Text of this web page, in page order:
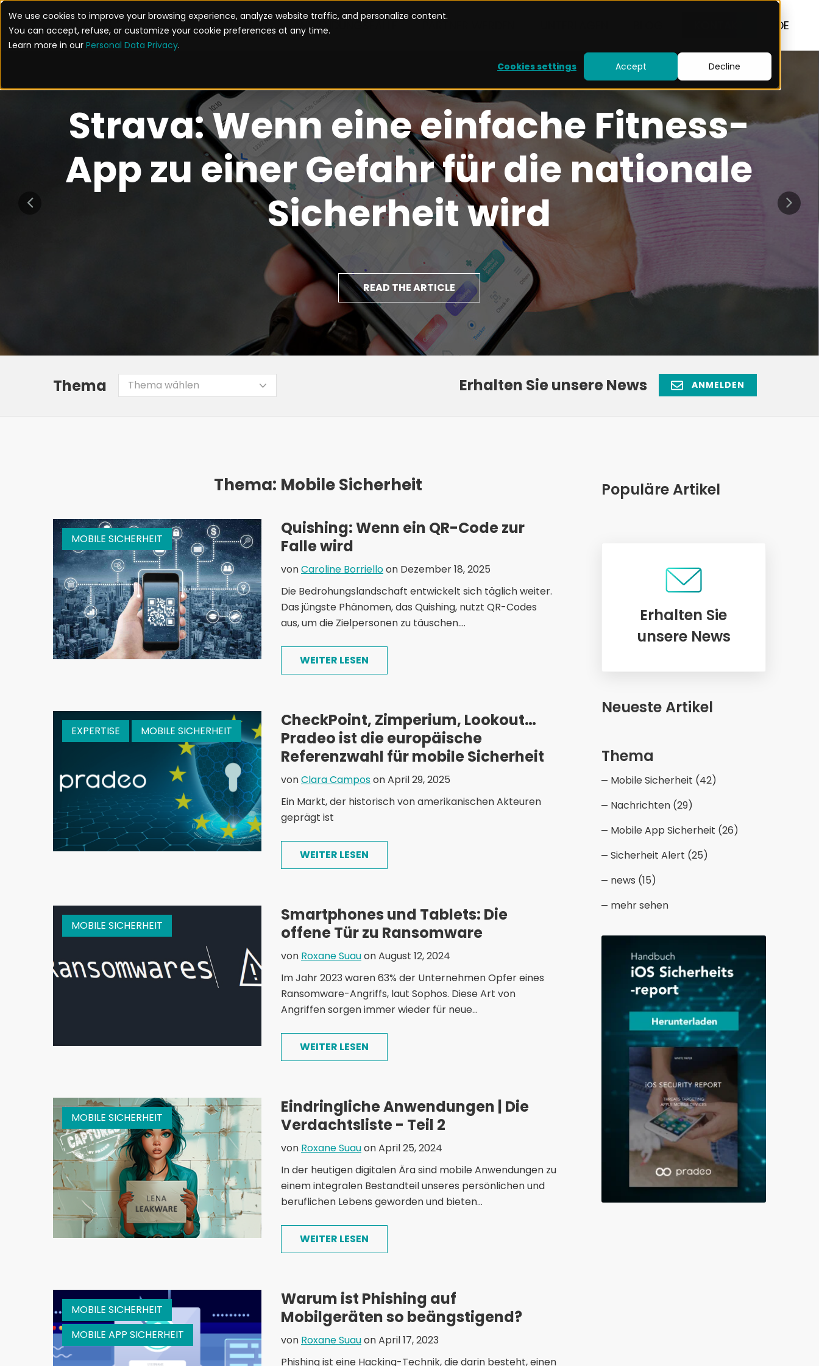
We use cookies to improve your browsing experience, analyze website traffic, and personalize content.
You can accept, refuse, or customize your cookie preferences at any time.
Learn more in our Personal Data Privacy.
Cookies settings
Accept Decline
LÖSUNGEN ANWENDUNGSFÄLLE DE
Strava: Wenn eine einfache Fitness-
App zu einer Gefahr für die nationale
Sicherheit wird
READ THE ARTICLE
Thema Thema wählen Erhalten Sie unsere News ANMELDEN
Thema: Mobile Sicherheit
MOBILE SICHERHEIT
Quishing: Wenn ein QR-Code zur
Falle wird
vonCaroline Borrielloon Dezember 18, 2025
Die Bedrohungslandschaft entwickelt sich täglich weiter.
Das jüngste Phänomen, das Quishing, nutzt QR-Codes
aus, um die Zielpersonen zu täuschen....
WEITER LESEN
EXPERTISE MOBILE SICHERHEIT
CheckPoint, Zimperium, Lookout…
Pradeo ist die europäische
Referenzwahl für mobile Sicherheit
vonClara Camposon April 29, 2025
Ein Markt, der historisch von amerikanischen Akteuren
geprägt ist
WEITER LESEN
MOBILE SICHERHEIT
Smartphones und Tablets: Die
offene Tür zu Ransomware
von Roxane Suauon August 12, 2024
Im Jahr 2023 waren 63% der Unternehmen Opfer eines
Ransomware-Angriffs, laut Sophos. Diese Art von
Angriffen sorgen immer wieder für neue...
WEITER LESEN
MOBILE SICHERHEIT
Eindringliche Anwendungen | Die
Verdachtsliste - Teil 2
von Roxane Suauon April 25, 2024
In der heutigen digitalen Ära sind mobile Anwendungen zu
einem integralen Bestandteil unseres persönlichen und
beruflichen Lebens geworden und bieten...
WEITER LESEN
MOBILE SICHERHEIT
MOBILE APP SICHERHEIT
Warum ist Phishing auf
Mobilgeräten so beängstigend?
von Roxane Suauon April 17, 2023
Phishing ist eine Hacking-Technik, die darin besteht, einen
Populäre Artikel
Erhalten Sie
unsere News
Neueste Artikel
Thema
Mobile Sicherheit (42)
Nachrichten (29)
Mobile App Sicherheit (26)
Sicherheit Alert (25)
news (15)
mehr sehen